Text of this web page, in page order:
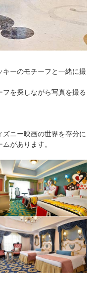
ーのモチーフと一緒に撮
を探しながら写真を撮る
ニー映画の世界を存分に
があります。